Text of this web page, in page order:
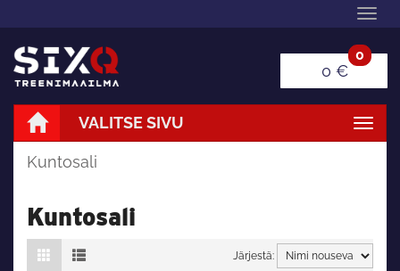
0 €
0
VALITSE SIVU
Kuntosali
Kuntosali
Järjestä: